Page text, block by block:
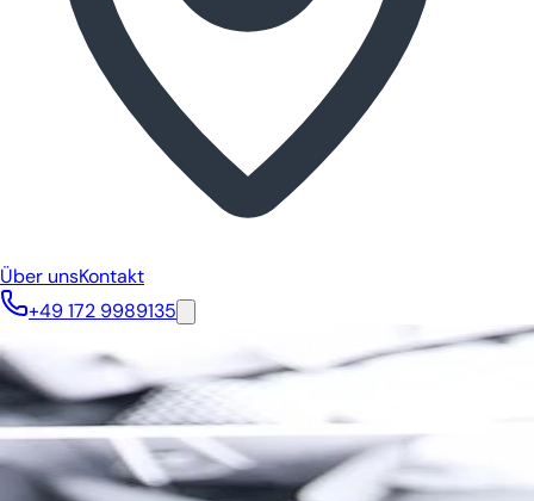
Über unsKontakt
+49 172 9989135